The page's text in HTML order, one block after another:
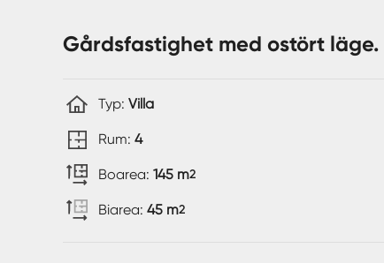
Gårdsfastighet med ostört läge.
Typ: Villa
Rum: 4
Boarea: 145 m2
Biarea: 45 m2